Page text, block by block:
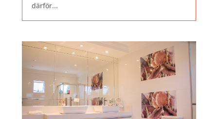
därför...